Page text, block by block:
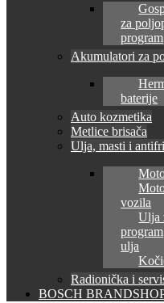
za
program
Akumulatori za
baterije
Auto kozmetika
Metlice brisača
Ulja, masti i
vozila
Ulja
program
ulja
Radionička i
BOSCH